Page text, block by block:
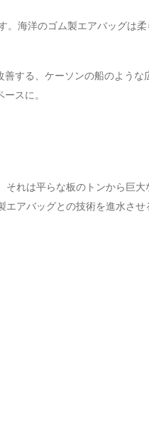
。海洋のゴム製エアバッグは
する、ケーソンの船のような
スに。
それは平らな板のトンから巨大
アバッグとの技術を進水させ